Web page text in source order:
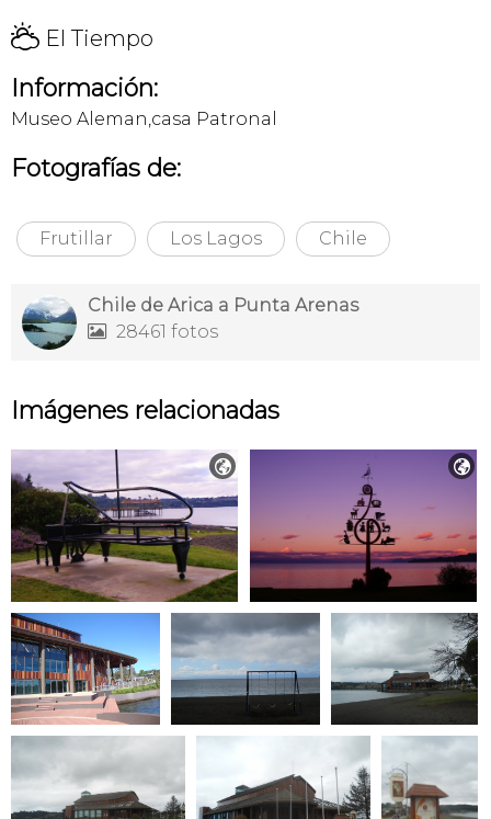
H El Tiempo
Información:
Museo Aleman,casa Patronal
Fotografías de:
Frutillar Los Lagos Chile
Chile de Arica a Punta Arenas
 28461 fotos
Imágenes relacionadas
 